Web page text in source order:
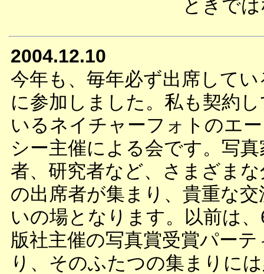
ときで
2004.12.10
今年も、毎年必ず出席してい
に参加しました。私も契約
いるネイチャーフォトのエ
シー主催による会です。写
者、研究者など、さまざま
の出席者が集まり、貴重な交
いの場となります。以前は
版社主催の写真賞受賞パーテ
り、そのふたつの集まりに